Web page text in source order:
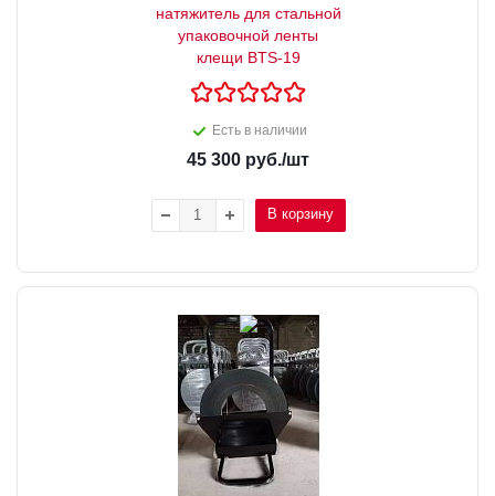
натяжитель для стальной
упаковочной ленты
клещи BTS-19
Есть в наличии
45 300 руб./шт
В корзину